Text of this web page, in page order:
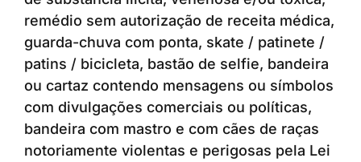
remédio sem autorização de receita médica,
guarda-chuva com ponta, skate / patinete /
patins / bicicleta, bastão de selfie, bandeira
ou cartaz contendo mensagens ou símbolos
com divulgações comerciais ou políticas,
bandeira com mastro e com cães de raças
notoriamente violentas e perigosas pela Lei